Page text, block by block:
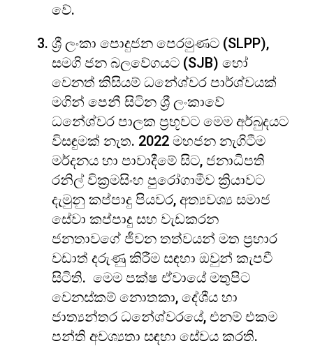
වේ.
ශ්‍රී ලංකා පොදුජන පෙරමුණට (SLPP),
සමගි ජන බලවේගයට (SJB) හෝ
වෙනත් කිසියම් ධනේශ්වර පාර්ශ්වයක්
මගින් පෙනී සිටින ශ්‍රී ලංකාවේ
ධනේශ්වර පාලක ප්‍රභූවට මෙම අර්බුදයට
විසඳුමක් නැත. 2022 මහජන නැගිටීම
මර්දනය හා පාවාදීමේ සිට, ජනාධිපති
රනිල් වික්‍රමසිංහ පුරෝගාමීව ක්‍රියාවට
දැමුනු කප්පාදු පියවර, අත්‍යවශ්‍ය සමාජ
සේවා කප්පාදු සහ වැඩකරන
ජනතාවගේ ජීවන තත්වයන් මත ප්‍රහාර
වඩාත් දරුණු කිරීම සඳහා ඔවුන් කැපවී
සිටිති. මෙම පක්ෂ ඒවායේ මතුපිට
වෙනස්කම් නොතකා, දේශීය හා
ජාත්‍යන්තර ධනේශ්වරයේ, එනම් එකම
පන්ති අවශ්‍යතා සඳහා සේවය කරති.